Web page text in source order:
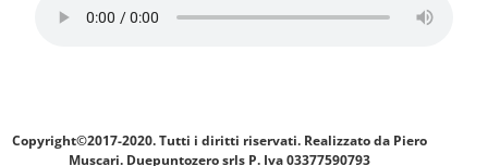
Copyright©2017-2020. Tutti i diritti riservati. Realizzato da Piero
Muscari. Duepuntozero srls P. Iva 03377590793